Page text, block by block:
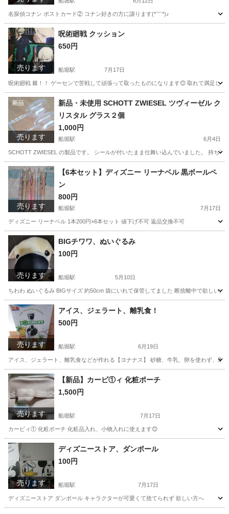
名探偵コナン ポストカード② コナン好きの方に譲ります(*ˊ˘ˋ*)♪
東京 江戸川区 船堀駅
売ります
呪術廻戦 クッション
650円
船堀駅 7月17日
呪術廻戦 棘！！ ゲーセンで苦戦して頑張って取ったものになります😊 取れて満足し
東京 江戸川区 船堀駅 その他
売ります
新品・未使用 SCHOTT ZWIESEL ツヴィーゼル ク
リスタル グラス２個
1,000円
船堀駅 6月4日
SCHOTT ZWIESEL の製品です。 シールが付いたまま仕舞い込んでいました。 持ち
東京 江戸川区 船堀駅 食器 SCHOTT
売ります
【6本セット】ディズニー リーナベル 黒ボールペ
ン
800円
船堀駅 7月17日
ディズニー リーナベル 1本200円×6本セット 値下げ不可 返品交換不可
東京 江戸川区 船堀駅 その他 リーナベル
売ります
BIGチワワ、ぬいぐるみ
100円
船堀駅 5月10日
ちわわ ぬいぐるみ BIGサイズ 約50cm 袋にいれて保管してました 断捨離中で欲しい方
東京 江戸川区 船堀駅 その他
売ります
アイス、ジェラート、離乳食！
500円
船堀駅 6月19日
アイス、ジェラート、離乳食などが作れる【ヨナナス】 砂糖、牛乳、卵を使わず、果
東京 江戸川区 船堀駅 その他 アイス
売ります
【新品】カービ①ィ 化粧ポーチ
1,500円
船堀駅 7月17日
カービィ① 化粧ポーチ 化粧品入れ、小物入れに使えます😊
東京 江戸川区 船堀駅 その他 カービィ
売ります
ディズニーストア、ダンボール
100円
船堀駅 7月17日
ディズニーストア ダンボール キャラクターが可愛くて捨てられず 欲しい方へ